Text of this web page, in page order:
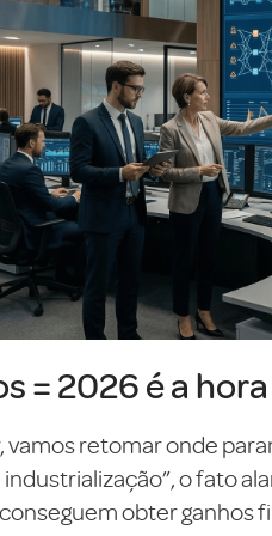
= 2026 é a
vamos retomar onde
industrialização”, o fato
obter ganhos